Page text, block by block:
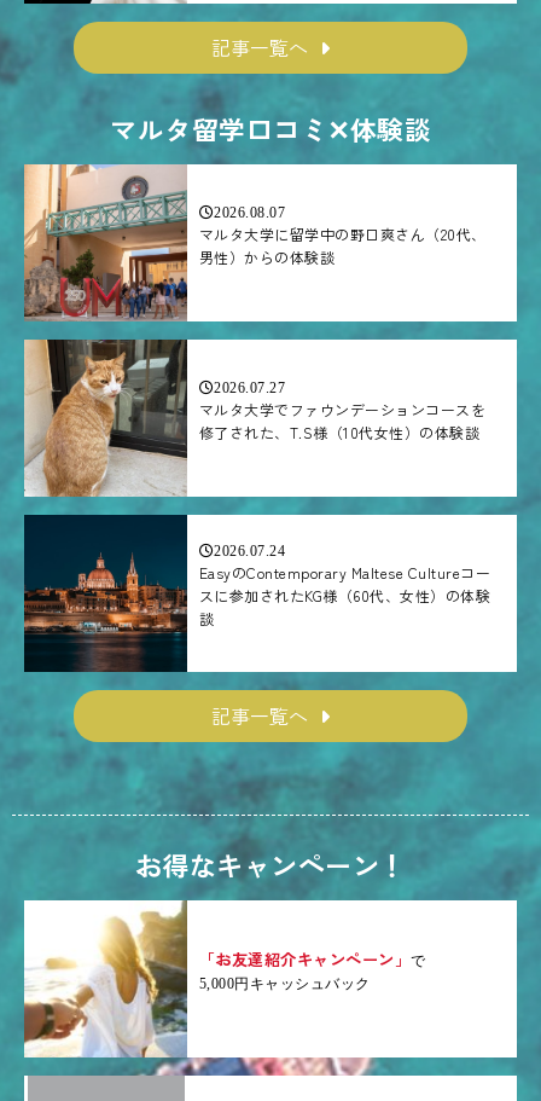
記事一覧へ
マルタ留学口コミ✕体験談
2026.08.07
マルタ大学に留学中の野口爽さん（20代、
男性）からの体験談
2026.07.27
マルタ大学でファウンデーションコースを
修了された、T.S様（10代女性）の体験談
2026.07.24
EasyのContemporary Maltese Cultureコー
スに参加されたKG様（60代、女性）の体験
談
記事一覧へ
お得なキャンペーン！
「お友達紹介キャンペーン」で
5,000円キャッシュバック